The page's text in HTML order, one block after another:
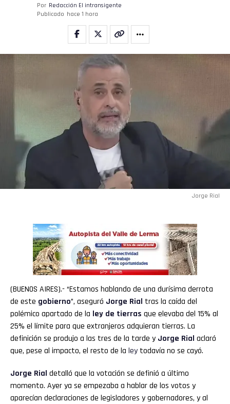
Por Redacción El intransigente
Publicado hace 1 hora
Jorge Rial
(BUENOS AIRES).- “Estamos hablando de una durísima derrota
de este gobierno”, aseguró Jorge Rial tras la caída del
polémico apartado de la ley de tierras que elevaba del 15% al
25% el límite para que extranjeros adquieran tierras. La
definición se produjo a las tres de la tarde y Jorge Rial aclaró
que, pese al impacto, el resto de la ley todavía no se cayó.
Jorge Rial detalló que la votación se definió a último
momento. Ayer ya se empezaba a hablar de los votos y
aparecían declaraciones de legisladores y gobernadores, y al